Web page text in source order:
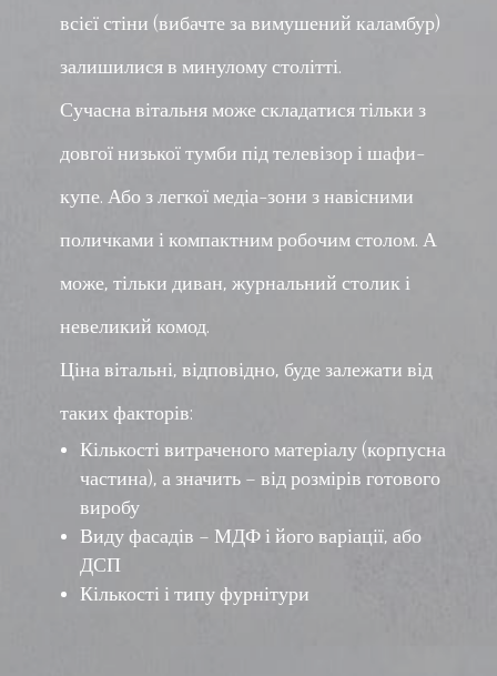
всієї стіни (вибачте за вимушений каламбур)
залишилися в минулому столітті.
Сучасна вітальня може складатися тільки з
довгої низької тумби під телевізор і шафи-
купе. Або з легкої медіа-зони з навісними
поличками і компактним робочим столом. А
може, тільки диван, журнальний столик і
невеликий комод.
Ціна вітальні, відповідно, буде залежати від
таких факторів:
Кількості витраченого матеріалу (корпусна
частина), а значить – від розмірів готового
виробу
Виду фасадів – МДФ і його варіації, або
ДСП
Кількості і типу фурнітури